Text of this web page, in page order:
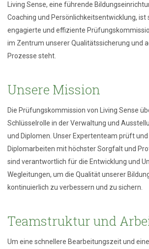
Living Sense, eine führende
Coaching und Persönlichkeitsentwicklung, ist
engagierte und effiziente
im Zentrum unserer Qualitätssicherung und
Prozesse steht.
Unsere Mission
Die Prüfungskommission von Living Sense
Schlüsselrolle in der Verwaltung und
und Diplomen. Unser Expertenteam prüft
Diplomarbeiten mit höchster Sorgfalt und
sind verantwortlich für die Entwicklung und
Wegleitungen, um die Qualität unserer
kontinuierlich zu verbessern und zu sichern.
Teamstruktur und
Um eine schnellere Bearbeitungszeit und